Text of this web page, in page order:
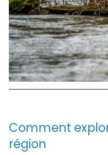
Comment
région